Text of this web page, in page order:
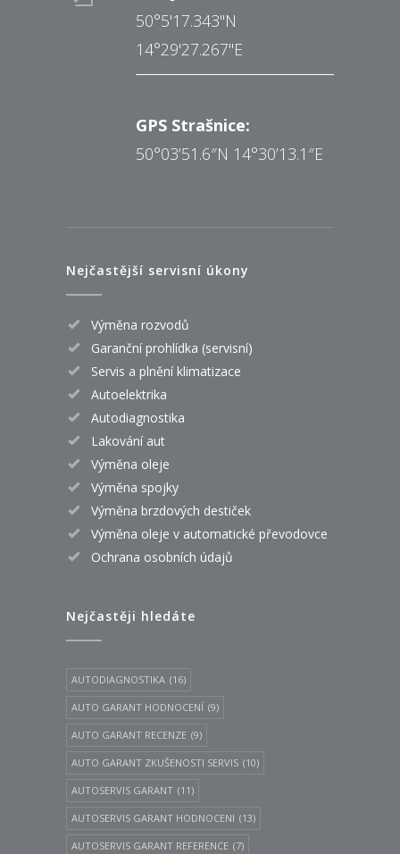
50°5'17.343"N
14°29'27.267"E
GPS Strašnice:
50°03’51.6″N 14°30’13.1″E
Nejčastější servisní úkony
Výměna rozvodů
Garanční prohlídka (servisní)
Servis a plnění klimatizace
Autoelektrika
Autodiagnostika
Lakování aut
Výměna oleje
Výměna spojky
Výměna brzdových destiček
Výměna oleje v automatické převodovce
Ochrana osobních údajů
Nejčastěji hledáte
AUTODIAGNOSTIKA (16)
AUTO GARANT HODNOCENÍ (9)
AUTO GARANT RECENZE (9)
AUTO GARANT ZKUŠENOSTI SERVIS (10)
AUTOSERVIS GARANT (11)
AUTOSERVIS GARANT HODNOCENI (13)
AUTOSERVIS GARANT REFERENCE (7)